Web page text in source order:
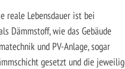
reale Lebensdauer ist bei
Dämmstoff, wie das Gebäude
und PV-Anlage, sogar
gesetzt und die